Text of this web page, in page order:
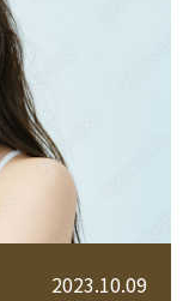
2023.10.09